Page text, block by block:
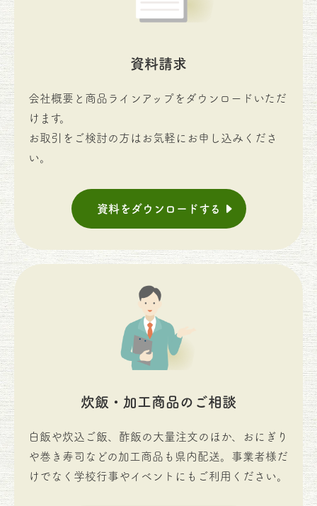
資料請求
会社概要と商品ラインアップをダウンロードいただ
けます。
お取引をご検討の方はお気軽にお申し込みくださ
い。
資料をダウンロードする
炊飯・加工商品のご相談
白飯や炊込ご飯、酢飯の大量注文のほか、おにぎり
や巻き寿司などの加工商品も県内配送。事業者様だ
けでなく学校行事やイベントにもご利用ください。